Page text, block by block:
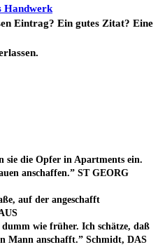
Hand­werk
Ein­trag? Ein gutes Zitat? Eine
sie die Opfer in Apart­ments ein.
anschaf­fen.” ST GEORG
auf der ange­schafft
wie frü­her. Ich schät­ze, daß
Mann anschafft.” Schmidt, DAS